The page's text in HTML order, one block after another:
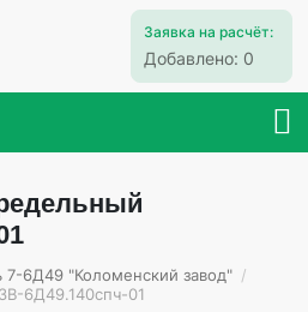
Заявка на расчёт:
Добавлено: 0
7-6Д49 "Коломенский завод" /
6Д49.140спч-01